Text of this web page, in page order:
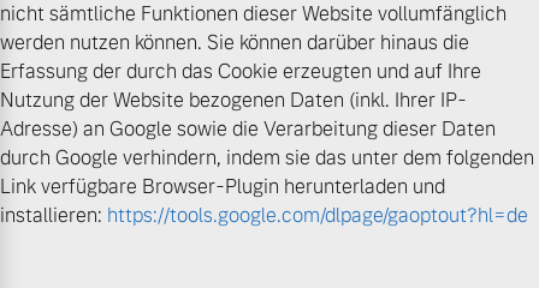
nicht sämtliche Funktionen dieser Website vollumfänglich
werden nutzen können. Sie können darüber hinaus die
Erfassung der durch das Cookie erzeugten und auf Ihre
Nutzung der Website bezogenen Daten (inkl. Ihrer IP-
Adresse) an Google sowie die Verarbeitung dieser Daten
durch Google verhindern, indem sie das unter dem folgenden
Link verfügbare Browser-Plugin herunterladen und
installieren: https://tools.google.com/dlpage/gaoptout?hl=de